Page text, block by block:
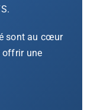
sont au cœur
offrir une